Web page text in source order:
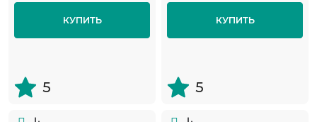
КУПИТЬ
5
КУПИТЬ
5